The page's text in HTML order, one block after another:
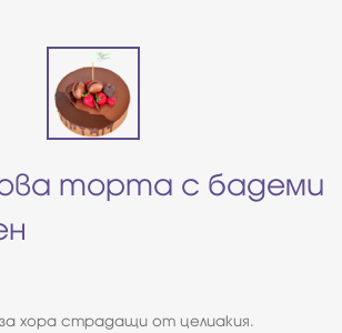
торта с бадеми
хора страдащи от целиакия.